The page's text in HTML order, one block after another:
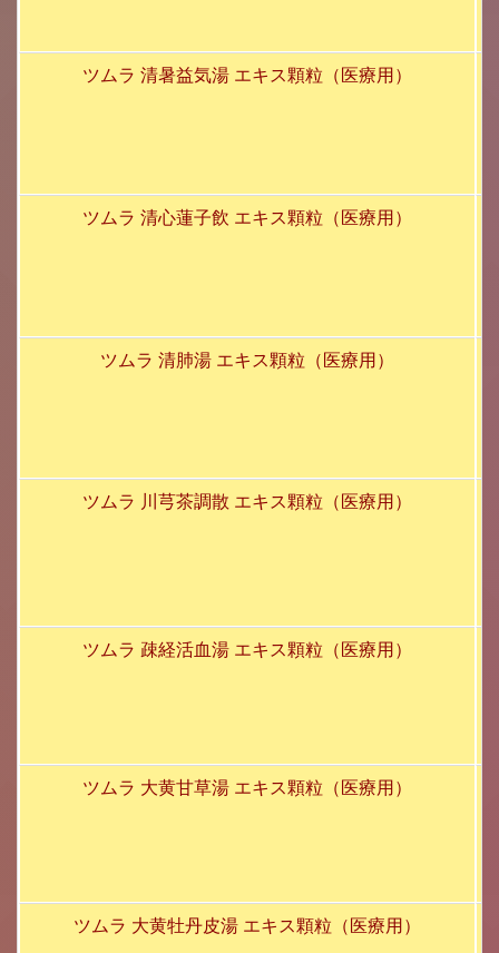
ツムラ 清暑益気湯 エキス顆粒（医療用）
ツムラ 清心蓮子飲 エキス顆粒（医療用）
ツムラ 清肺湯 エキス顆粒（医療用）
ツムラ 川芎茶調散 エキス顆粒（医療用）
ツムラ 疎経活血湯 エキス顆粒（医療用）
ツムラ 大黄甘草湯 エキス顆粒（医療用）
ツムラ 大黄牡丹皮湯 エキス顆粒（医療用）